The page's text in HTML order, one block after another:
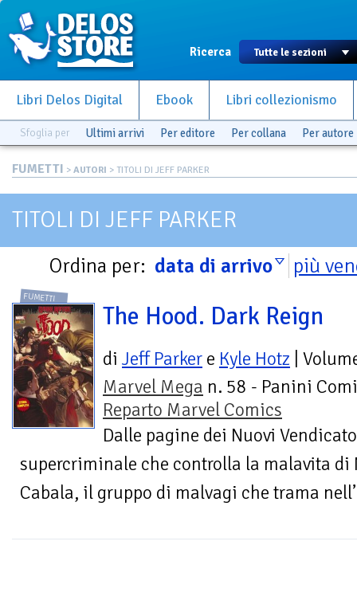
Ricerca
Libri Delos Digital Ebook Libri collezionismo
Sfoglia per Ultimi arrivi Per editore Per collana Per autore
FUMETTI > AUTORI > TITOLI DI JEFF PARKER
TITOLI DI JEFF PARKER
Ordina per: data di arrivo più
FUMETTI
The Hood. Dark Reign
di Jeff Parker e Kyle Hotz |
Marvel Mega n. 58 - Panini
Reparto Marvel Comics
Dalle pagine dei Nuovi
supercriminale che controlla la malavita di
Cabala, il gruppo di malvagi che trama